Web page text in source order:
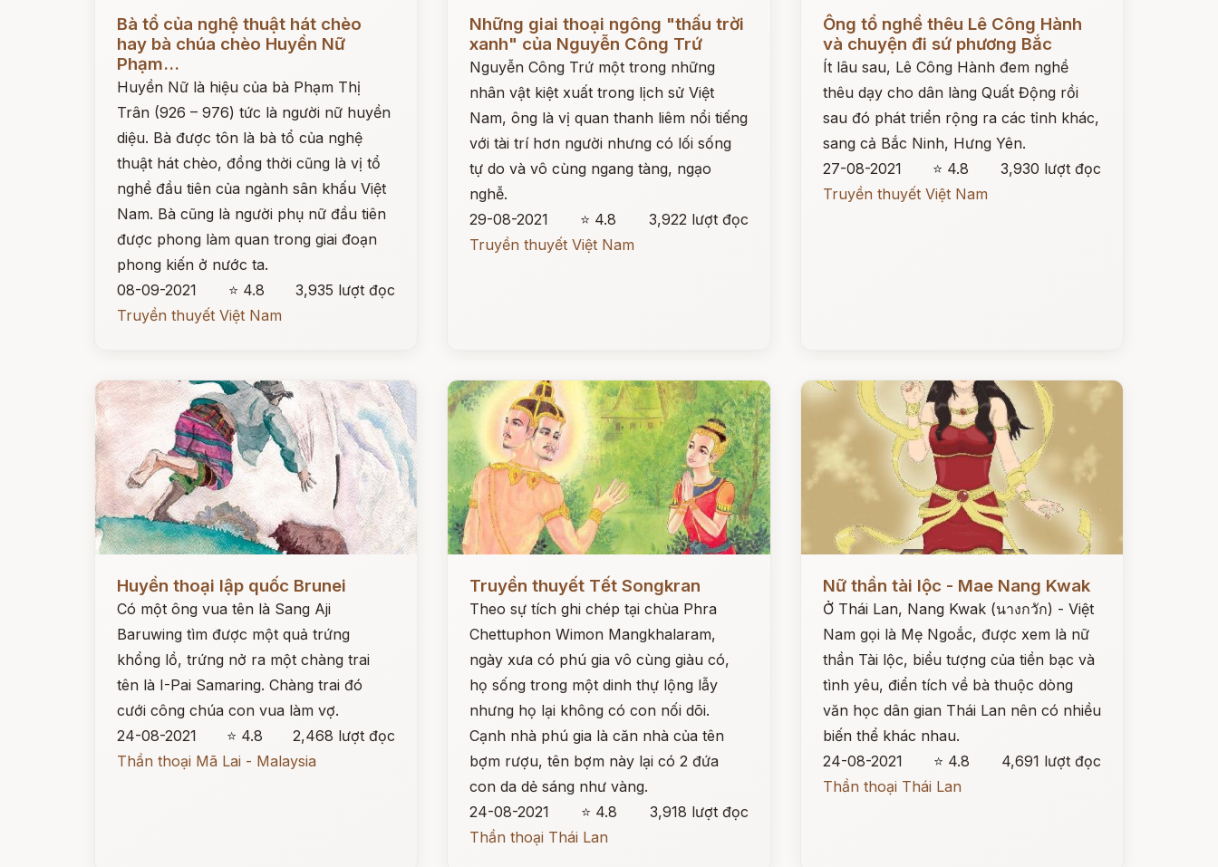
Đọc ngay
Bà tổ của nghệ thuật hát chèo
hay bà chúa chèo Huyền Nữ
Phạm...
Huyền Nữ là hiệu của bà Phạm Thị
Trân (926 – 976) tức là người nữ huyền
diệu. Bà được tôn là bà tổ của nghệ
thuật hát chèo, đồng thời cũng là vị tổ
nghề đầu tiên của ngành sân khấu Việt
Nam. Bà cũng là người phụ nữ đầu tiên
được phong làm quan trong giai đoạn
phong kiến ở nước ta.
08-09-2021
⭐ 4.8
3,935 lượt đọc
Truyền thuyết Việt Nam
Những giai thoại ngông "thấu trời
xanh" của Nguyễn Công Trứ
Nguyễn Công Trứ một trong những
nhân vật kiệt xuất trong lịch sử Việt
Nam, ông là vị quan thanh liêm nổi tiếng
với tài trí hơn người nhưng có lối sống
tự do và vô cùng ngang tàng, ngạo
nghễ.
29-08-2021
⭐ 4.8
3,922 lượt đọc
Truyền thuyết Việt Nam
Đọc ngay
Ông tổ nghề thêu Lê Công Hành
và chuyện đi sứ phương Bắc
Ít lâu sau, Lê Công Hành đem nghề
thêu dạy cho dân làng Quất Động rồi
sau đó phát triển rộng ra các tỉnh khác,
sang cả Bắc Ninh, Hưng Yên.
27-08-2021
⭐ 4.8
3,930 lượt đọc
Truyền thuyết Việt Nam
Đọc ngay
Huyền thoại lập quốc Brunei
Có một ông vua tên là Sang Aji
Baruwing tìm được một quả trứng
khổng lồ, trứng nở ra một chàng trai
tên là I-Pai Samaring. Chàng trai đó
cưới công chúa con vua làm vợ.
24-08-2021
⭐ 4.8
2,468 lượt đọc
Thần thoại Mã Lai - Malaysia
Đọc ngay
Truyền thuyết Tết Songkran
Theo sự tích ghi chép tại chùa Phra
Chettuphon Wimon Mangkhalaram,
ngày xưa có phú gia vô cùng giàu có,
họ sống trong một dinh thự lộng lẫy
nhưng họ lại không có con nối dõi.
Cạnh nhà phú gia là căn nhà của tên
bợm rượu, tên bợm này lại có 2 đứa
con da dẻ sáng như vàng.
24-08-2021
⭐ 4.8
3,918 lượt đọc
Thần thoại Thái Lan
Nữ thần tài lộc - Mae Nang Kwak
Ở Thái Lan, Nang Kwak (นางกวัก) - Việt
Nam gọi là Mẹ Ngoắc, được xem là nữ
thần Tài lộc, biểu tượng của tiền bạc và
tình yêu, điển tích về bà thuộc dòng
văn học dân gian Thái Lan nên có nhiều
biến thể khác nhau.
24-08-2021
⭐ 4.8
4,691 lượt đọc
Thần thoại Thái Lan